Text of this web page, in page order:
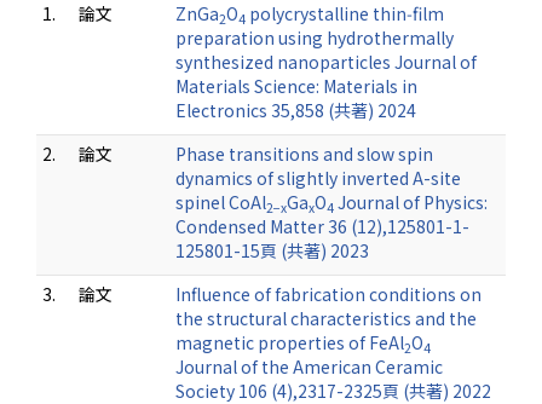
1.
論文 ZnGa2O4 polycrystalline thin‑film
preparation using hydrothermally
synthesized nanoparticles Journal of
Materials Science: Materials in
Electronics 35,858 (共著) 2024
2.
論文
Phase transitions and slow spin
dynamics of slightly inverted A-site
spinel CoAl2−xGaxO4 Journal of Physics:
Condensed Matter 36 (12),125801-1-
125801-15頁 (共著) 2023
3.
論文
Influence of fabrication conditions on
the structural characteristics and the
magnetic properties of FeAl2O4
Journal of the American Ceramic
Society 106 (4),2317-2325頁 (共著) 2022